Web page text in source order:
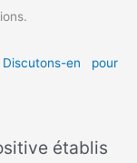
Discutons-en pour
établis